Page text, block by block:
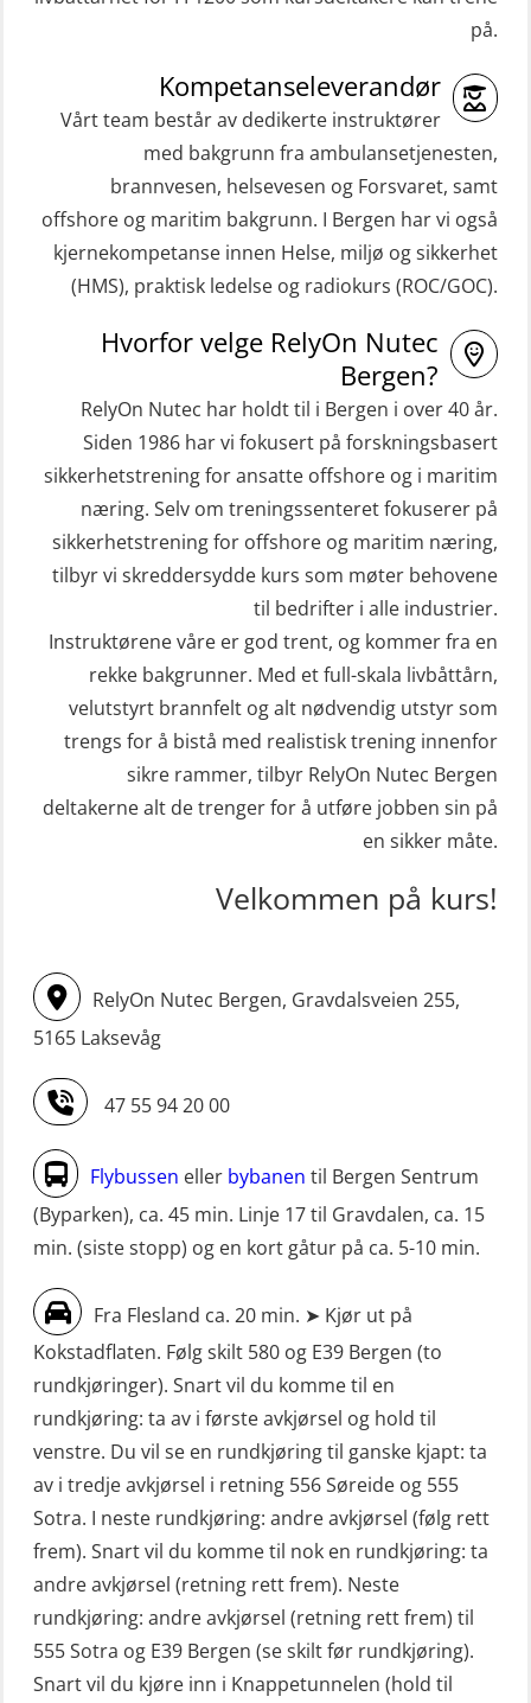
beredskapspersonell med E-læring
(OBSBLE044)
HLO/MOB/Søk- og Redningslag
kombinasjon – repetisjon (OSC1162)
HLO/Søk & Redningslag kombinasjon
– repetisjon (OSC1161)
Pustelunge (OSE1251)
Helikopterevakuering med HABD,
inkl. Brannslukking og Førstehjelp-
sivile mannskaper (FSC119)
Helikopterevakuering med HABD,
inkl. brannslukning (FSC121)
Hjertestarter brukerkurs (OFA107)
Kombi Søk og Redningslag og HLO
repetisjonskurs med e-læring
(ABSBLE010)
Kondisjonstest (OSC151)
Ledertrening i beredskap og
krisehåndtering for plattformsjefer
Livbåtfører FF1200 repetisjon
Livbåtfører FF1200 repetisjon
simulator (OSE161)
Livbåtfører Sliskelivbåt grunnkurs
m/E-læring (OSEBLE006)
Livbåtfører fritt fall FF48 repetisjon
(OSE1471)
Livbåtfører grunnkurs m/E-læring
Livbåtfører grunnkurs m/E-læring
FF1200 simulator (OSEBLE007)
Livbåtfører grunnkurs m/E-læring
FF48 og FF1000D (OSEBLE004)
Livbåtfører grunnkurs m/E-læring
Konvensjonell livbåt (OSEBLE005)
Livbåtfører konvensjonell livbåt –
grunnleggende (OSE135)
Livbåtfører konvensjonell repetisjon
(OSE1361)
ROC sertifikat repetisjon (GMDSS)
(ORC103)
STCW Grunnkurs Redningsfarkoster
(MBSBLE022)
STCW Hurtiggående mann over bord
båt (HMOB) (MSE100)
båt (HMOB) oppdatering (MSE1001)
STCW Livbåtfører redningsfarkoster
32 t (MSE1031)
STCW Mann-Over-Bord
(hurtiggående) 32 t m/mørkekjøring
(MSE112)
STCW Redningsfarkost oppdatering
sliskebåt (MSE116)
STCW Sikkerhetsopplæring for
sjøfolk på mindre skip med eLearning
(MBSBLE003)
STCW oppdatering Livbåtfører
redningsfarkoster 8 t – konvensjonell
STCW oppdatering Mann-Over-Bord
(MSE113)
STCW oppgradering for
dekksoffiserer uten fartstid 66 t
(MBS124)
STCW oppgradering for
maskinoffiserer uten fartstid 66 t
(MBS125)
Sikkerhetskurs for ansatte på
oppdrettsanlegg (LBS100)
Sjøfolk med særskilte sikringsplikter
(MBS1191)
Ulykkesgransking – Webinar (LSP103)
VHF / SRC 2 dager (ORC104)
Videregående sikkerhetsopplæring
for skipsoffiserer (MBS100)
på.
Kompetanseleverandør
Vårt team består av dedikerte instruktører
med bakgrunn fra ambulansetjenesten,
brannvesen, helsevesen og Forsvaret, samt
offshore og maritim bakgrunn. I Bergen har vi også
kjernekompetanse innen Helse, miljø og sikkerhet
(HMS), praktisk ledelse og radiokurs (ROC/GOC).
Hvorfor velge RelyOn Nutec
Bergen?
RelyOn Nutec har holdt til i Bergen i over 40 år.
Siden 1986 har vi fokusert på forskningsbasert
sikkerhetstrening for ansatte offshore og i maritim
næring. Selv om treningssenteret fokuserer på
sikkerhetstrening for offshore og maritim næring,
tilbyr vi skreddersydde kurs som møter behovene
til bedrifter i alle industrier.
Instruktørene våre er god trent, og kommer fra en
rekke bakgrunner. Med et full-skala livbåttårn,
velutstyrt brannfelt og alt nødvendig utstyr som
trengs for å bistå med realistisk trening innenfor
sikre rammer, tilbyr RelyOn Nutec Bergen
deltakerne alt de trenger for å utføre jobben sin på
en sikker måte.
Velkommen på kurs!
RelyOn Nutec Bergen, Gravdalsveien 255,
5165 Laksevåg
47 55 94 20 00
Flybussen eller bybanen til Bergen Sentrum
(Byparken), ca. 45 min. Linje 17 til Gravdalen, ca. 15
min. (siste stopp) og en kort gåtur på ca. 5-10 min.
Fra Flesland ca. 20 min. ➤ Kjør ut på
Kokstadflaten. Følg skilt 580 og E39 Bergen (to
rundkjøringer). Snart vil du komme til en
rundkjøring: ta av i første avkjørsel og hold til
venstre. Du vil se en rundkjøring til ganske kjapt: ta
av i tredje avkjørsel i retning 556 Søreide og 555
Sotra. I neste rundkjøring: andre avkjørsel (følg rett
frem). Snart vil du komme til nok en rundkjøring: ta
andre avkjørsel (retning rett frem). Neste
rundkjøring: andre avkjørsel (retning rett frem) til
555 Sotra og E39 Bergen (se skilt før rundkjøring).
Snart vil du kjøre inn i Knappetunnelen (hold til